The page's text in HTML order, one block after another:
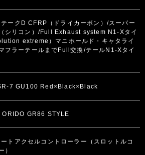
ークD CFRP（ドライカーボン）/スーパー
シリコン）/Full Exhaust system N1-Xタイ
extreme）マニホールド・キャタライ
フラーテールまでFull交換/テールN1-Xタイ
7 GU100 Red×Black×Black
ORIDO GR86 STYLE
トアクセルコントローラー（スロットルコ
）